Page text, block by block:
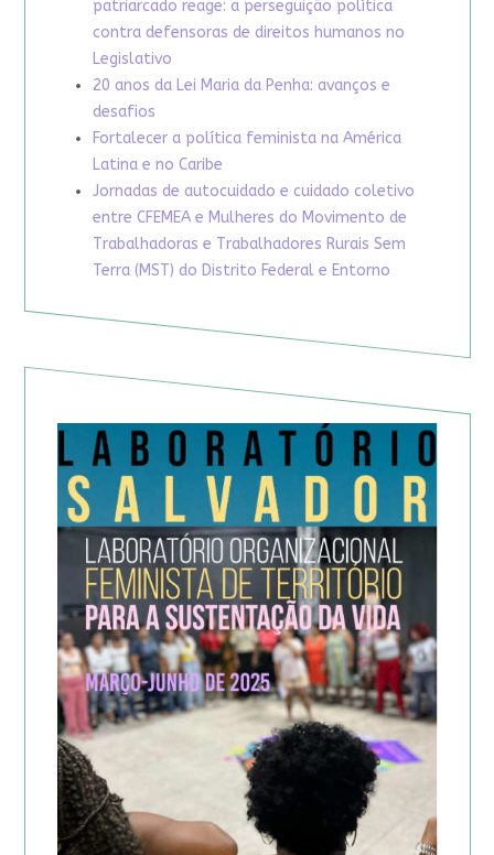
patriarcado reage: a perseguição política
contra defensoras de direitos humanos no
Legislativo
20 anos da Lei Maria da Penha: avanços e
desafios
Fortalecer a política feminista na América
Latina e no Caribe
Jornadas de autocuidado e cuidado coletivo
entre CFEMEA e Mulheres do Movimento de
Trabalhadoras e Trabalhadores Rurais Sem
Terra (MST) do Distrito Federal e Entorno